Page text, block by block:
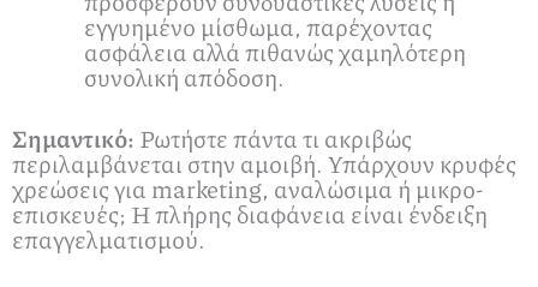
εγγυημένο μίσθωμα, παρέχοντας
ασφάλεια αλλά πιθανώς χαμηλότερη
συνολική απόδοση.
Σημαντικό: Ρωτήστε πάντα τι ακριβώς
περιλαμβάνεται στην αμοιβή. Υπάρχουν κρυφές
χρεώσεις για marketing, αναλώσιμα ή μικρο-
επισκευές; Η πλήρης διαφάνεια είναι ένδειξη
επαγγελματισμού.